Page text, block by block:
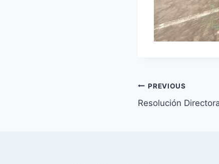
Navegación
de
PREVIOUS
Resolución